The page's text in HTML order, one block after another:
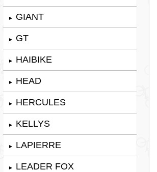
► GIANT
► GT
► HAIBIKE
► HEAD
► HERCULES
► KELLYS
► LAPIERRE
► LEADER FOX